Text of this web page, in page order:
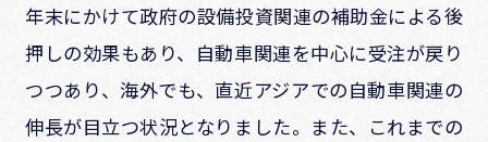
年末にかけて政府の設備投資関連の補助金による後
押しの効果もあり、自動車関連を中心に受注が戻り
つつあり、海外でも、直近アジアでの自動車関連の
伸長が目立つ状況となりました。また、これまでの